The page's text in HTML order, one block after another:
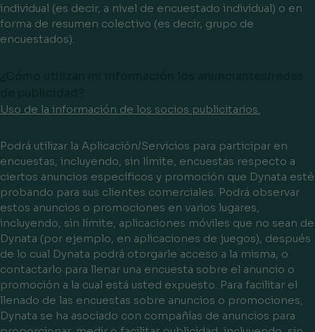
individual (es decir, a nivel de encuestado individual) o en
forma de resumen colectivo (es decir, grupo de
encuestados).
Uso de la información de los socios publicitarios.
Podrá utilizar la Aplicación/Servicios para participar en
encuestas, incluyendo, sin límite, encuestas respecto a
ciertos anuncios específicos y promoción que Dynata esté
probando para sus clientes comerciales. Podrá observar
estos anuncios o promociones en varios lugares,
incluyendo, sin límite, aplicaciones móviles que no sean de
Dynata (por ejemplo, en aplicaciones de juegos), después
de lo cual Dynata podrá otorgarle acceso a la misma, o
contactarlo para llenar una encuesta sobre el anuncio o
promoción a la cual está usted expuesto. Para facilitar el
llenado de las encuestas sobre anuncios o promociones,
Dynata se ha asociado con compañías de anuncios para